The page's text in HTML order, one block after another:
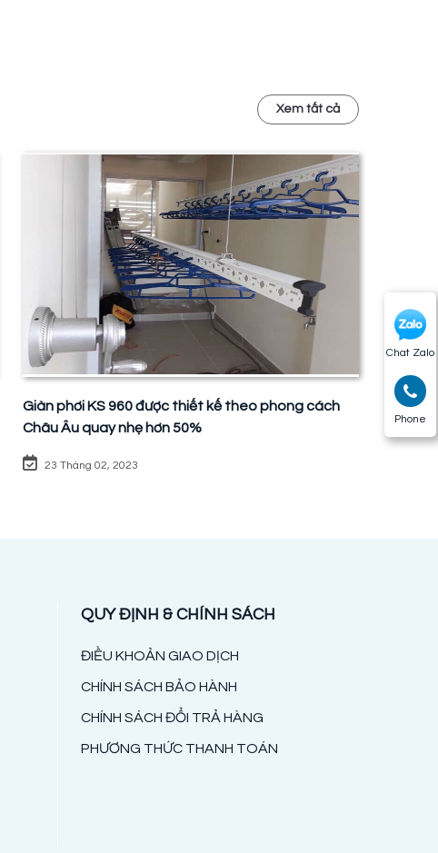
Chat Zalo
Phone
Giàn phơi KS 960 được thiết kế theo phong cách
Châu Âu quay nhẹ hơn 50%
23 Tháng 02, 2023
Xem tất cả
QUY ĐỊNH & CHÍNH SÁCH
ĐIỀU KHOẢN GIAO DỊCH
CHÍNH SÁCH BẢO HÀNH
CHÍNH SÁCH ĐỔI TRẢ HÀNG
PHƯƠNG THỨC THANH TOÁN